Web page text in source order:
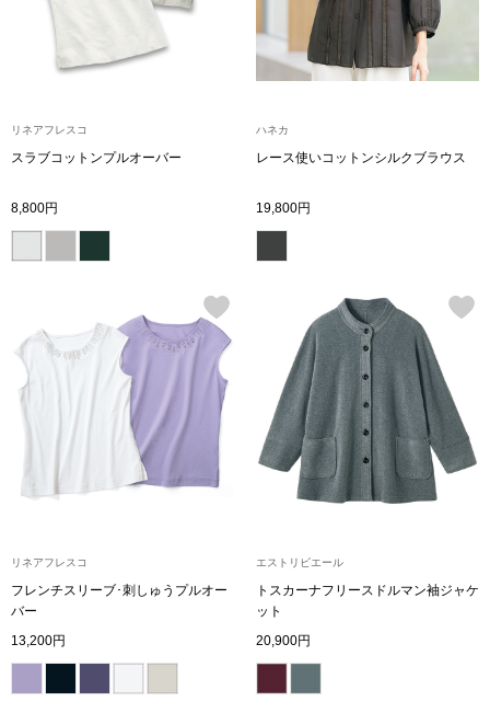
ン雑貨
リュック･バッ
スーツケース
シューズ
スリップオン
レースアップ
スニーカー
リネアフレスコ
スラブコットンプルオーバー
8,800円
ハネカ
レース使いコットンシルクブラウス
19,800円
リネアフレスコ
フレンチスリーブ･刺しゅうプルオー
バー
13,200円
エストリビエール
トスカーナフリースドルマン袖ジャケ
ット
20,900円